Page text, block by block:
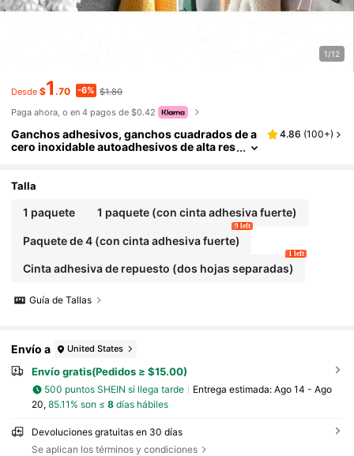
1/12
Desde $1 .70 -6% $1.80
Paga ahora, o en 4 pagos de $0.42
Ganchos adhesivos, ganchos cuadrados de a
cero inoxidable autoadhesivos de alta res
s de baño y cocina. Ganchos de pared de alta
ermeables, para colgar abrigos, sombreros, t
oallas,
4.86 (100+)
Talla
1 paquete 1 paquete (con cinta adhesiva fuerte)
Paquete de 4 (con cinta adhesiva fuerte)
9 left
Cinta adhesiva de repuesto (dos hojas separadas)
1 left
Guía de Tallas
Envío a United States
Envío gratis(Pedidos ≥ $15.00)
500 puntos SHEIN si llega tarde Entrega estimada: Ago 14 - Ago
20, 85.11% son ≤ 8días hábiles
Devoluciones gratuitas en 30 días
Se aplican los términos y condiciones